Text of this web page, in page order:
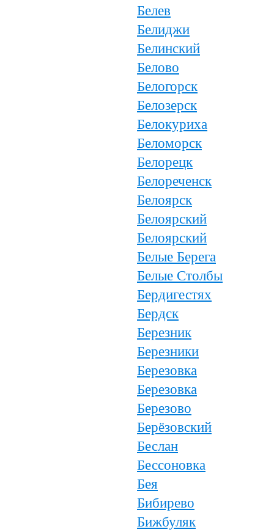
Белев
Белиджи
Белинский
Белово
Белогорск
Белозерск
Белокуриха
Беломорск
Белорецк
Белореченск
Белоярск
Белоярский
Белоярский
Белые Берега
Белые Столбы
Бердигестях
Бердск
Березник
Березники
Березовка
Березовка
Березово
Берёзовский
Беслан
Бессоновка
Бея
Бибирево
Бижбуляк